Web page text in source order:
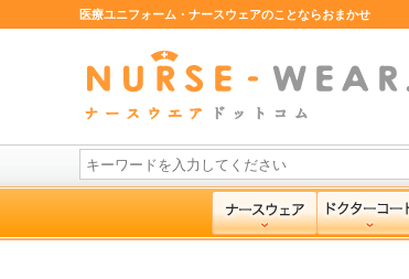
医療ユニフォーム・ナースウェアのことならおまかせ